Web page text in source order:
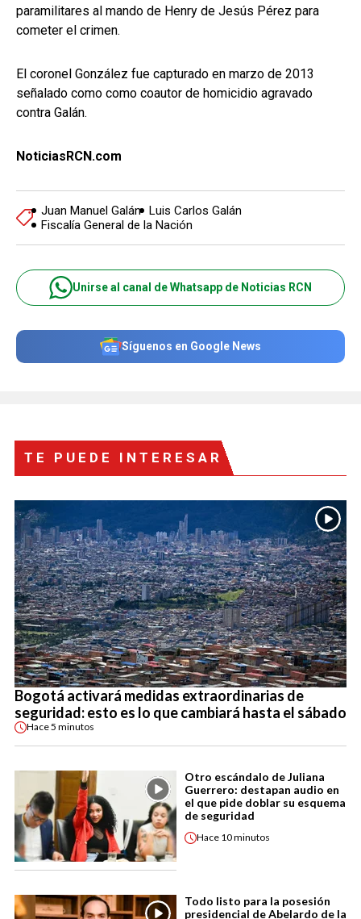
paramilitares al mando de Henry de Jesús Pérez para
cometer el crimen.
El coronel González fue capturado en marzo de 2013
señalado como como coautor de homicidio agravado
contra Galán.
NoticiasRCN.com
Juan Manuel Galán Luis Carlos Galán
Fiscalía General de la Nación
Unirse al canal de Whatsapp de Noticias RCN
Síguenos en Google News
TE PUEDE INTERESAR
Bogotá activará medidas extraordinarias de
seguridad: esto es lo que cambiará hasta el sábado
Hace5 minutos
Otro escándalo de Juliana
Guerrero: destapan audio en
el que pide doblar su esquema
de seguridad
Hace 10 minutos
Todo listo para la posesión
presidencial de Abelardo de la